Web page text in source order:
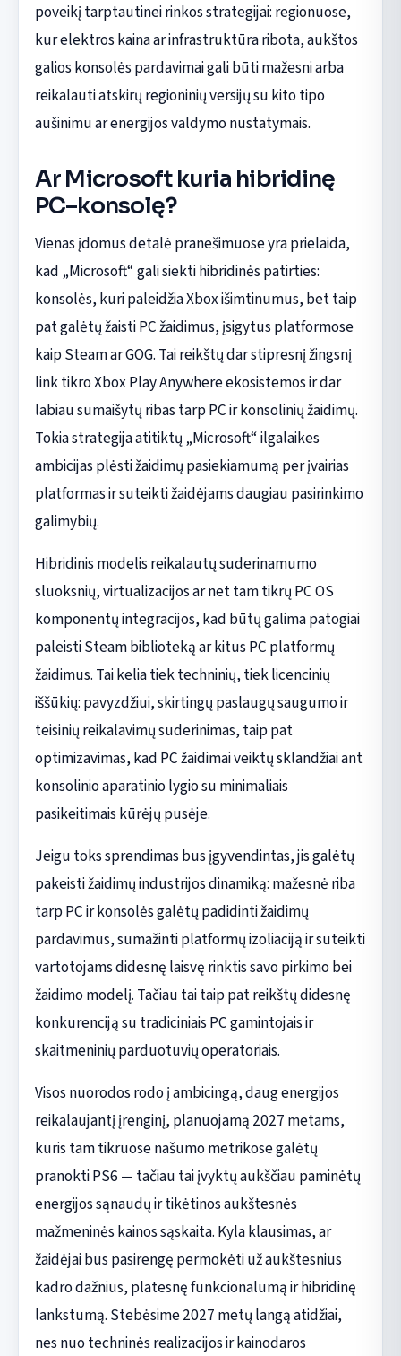
poveikį tarptautinei rinkos strategijai: regionuose,
kur elektros kaina ar infrastruktūra ribota, aukštos
galios konsolės pardavimai gali būti mažesni arba
reikalauti atskirų regioninių versijų su kito tipo
aušinimu ar energijos valdymo nustatymais.
Ar Microsoft kuria hibridinę
PC–konsolę?
Vienas įdomus detalė pranešimuose yra prielaida,
kad „Microsoft“ gali siekti hibridinės patirties:
konsolės, kuri paleidžia Xbox išimtinumus, bet taip
pat galėtų žaisti PC žaidimus, įsigytus platformose
kaip Steam ar GOG. Tai reikštų dar stipresnį žingsnį
link tikro Xbox Play Anywhere ekosistemos ir dar
labiau sumaišytų ribas tarp PC ir konsolinių žaidimų.
Tokia strategija atitiktų „Microsoft“ ilgalaikes
ambicijas plėsti žaidimų pasiekiamumą per įvairias
platformas ir suteikti žaidėjams daugiau pasirinkimo
galimybių.
Hibridinis modelis reikalautų suderinamumo
sluoksnių, virtualizacijos ar net tam tikrų PC OS
komponentų integracijos, kad būtų galima patogiai
paleisti Steam biblioteką ar kitus PC platformų
žaidimus. Tai kelia tiek techninių, tiek licencinių
iššūkių: pavyzdžiui, skirtingų paslaugų saugumo ir
teisinių reikalavimų suderinimas, taip pat
optimizavimas, kad PC žaidimai veiktų sklandžiai ant
konsolinio aparatinio lygio su minimaliais
pasikeitimais kūrėjų pusėje.
Jeigu toks sprendimas bus įgyvendintas, jis galėtų
pakeisti žaidimų industrijos dinamiką: mažesnė riba
tarp PC ir konsolės galėtų padidinti žaidimų
pardavimus, sumažinti platformų izoliaciją ir suteikti
vartotojams didesnę laisvę rinktis savo pirkimo bei
žaidimo modelį. Tačiau tai taip pat reikštų didesnę
konkurenciją su tradiciniais PC gamintojais ir
skaitmeninių parduotuvių operatoriais.
Visos nuorodos rodo į ambicingą, daug energijos
reikalaujantį įrenginį, planuojamą 2027 metams,
kuris tam tikruose našumo metrikose galėtų
pranokti PS6 — tačiau tai įvyktų aukščiau paminėtų
energijos sąnaudų ir tikėtinos aukštesnės
mažmeninės kainos sąskaita. Kyla klausimas, ar
žaidėjai bus pasirengę permokėti už aukštesnius
kadro dažnius, platesnę funkcionalumą ir hibridinę
lankstumą. Stebėsime 2027 metų langą atidžiai,
nes nuo techninės realizacijos ir kainodaros